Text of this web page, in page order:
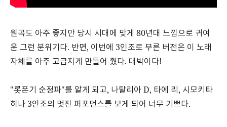
원곡도 아주 좋지만 당시 시대에 맞게 80년대 느낌으로 귀여
운 그런 분위기다. 반면, 이번에 3인조로 부른 버전은 이 노래
자체를 아주 고급지게 만들어 줬다. 대박이다!
"롯폰기 순정파"를 알게 되고, 나탈리아 D, 타에 리, 시모키타
히나 3인조의 멋진 퍼포먼스를 보게 되어 너무 기쁘다.